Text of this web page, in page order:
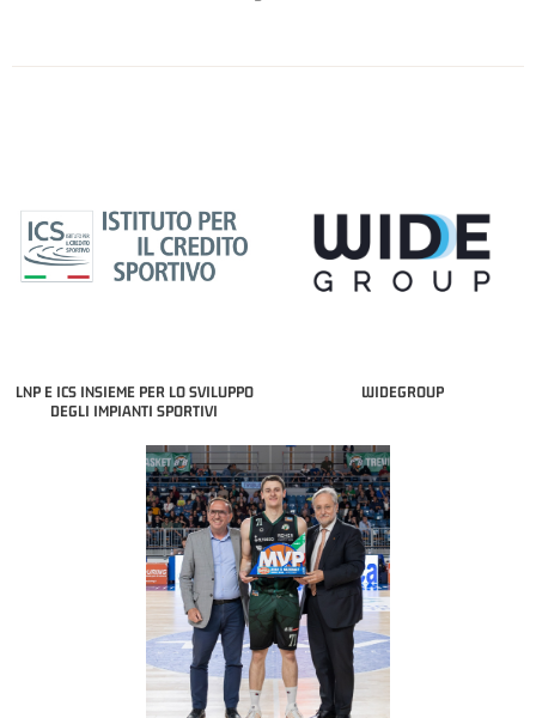
LNP E ICS INSIEME PER LO SVILUPPO
DEGLI IMPIANTI SPORTIVI
WIDEGROUP